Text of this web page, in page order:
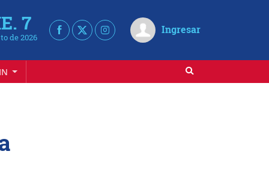
7
de 2026
Ingresar